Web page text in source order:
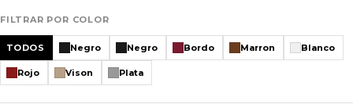
FILTRAR POR COLOR
TODOS Negro Negro Bordo Marron Blanco
Rojo Vison Plata